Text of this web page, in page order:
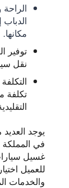
مكانها.
توفير
نقل
تكلفة
يوجد
في المملكة
غسيل
للعميل
والخدمات